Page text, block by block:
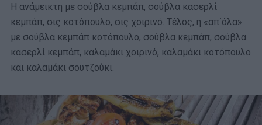
Η ανάμεικτη με σούβλα κεμπάπ, σούβλα κασερλί
κεμπάπ, σις κοτόπουλο, σις χοιρινό. Τέλος, η «απ΄όλα»
με σούβλα κεμπάπ κοτόπουλο, σούβλα κεμπάπ, σούβλα
κασερλί κεμπάπ, καλαμάκι χοιρινό, καλαμάκι κοτόπουλο
και καλαμάκι σουτζούκι.